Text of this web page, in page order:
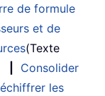
de formule
et de
(Texte
Consolider
les